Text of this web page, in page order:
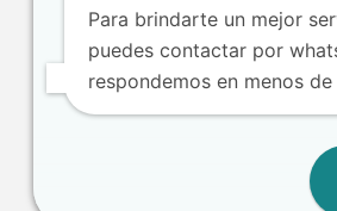
Copyright © 2025 Los
Para brindarte un mejor
puedes contactar por
respondemos en menos